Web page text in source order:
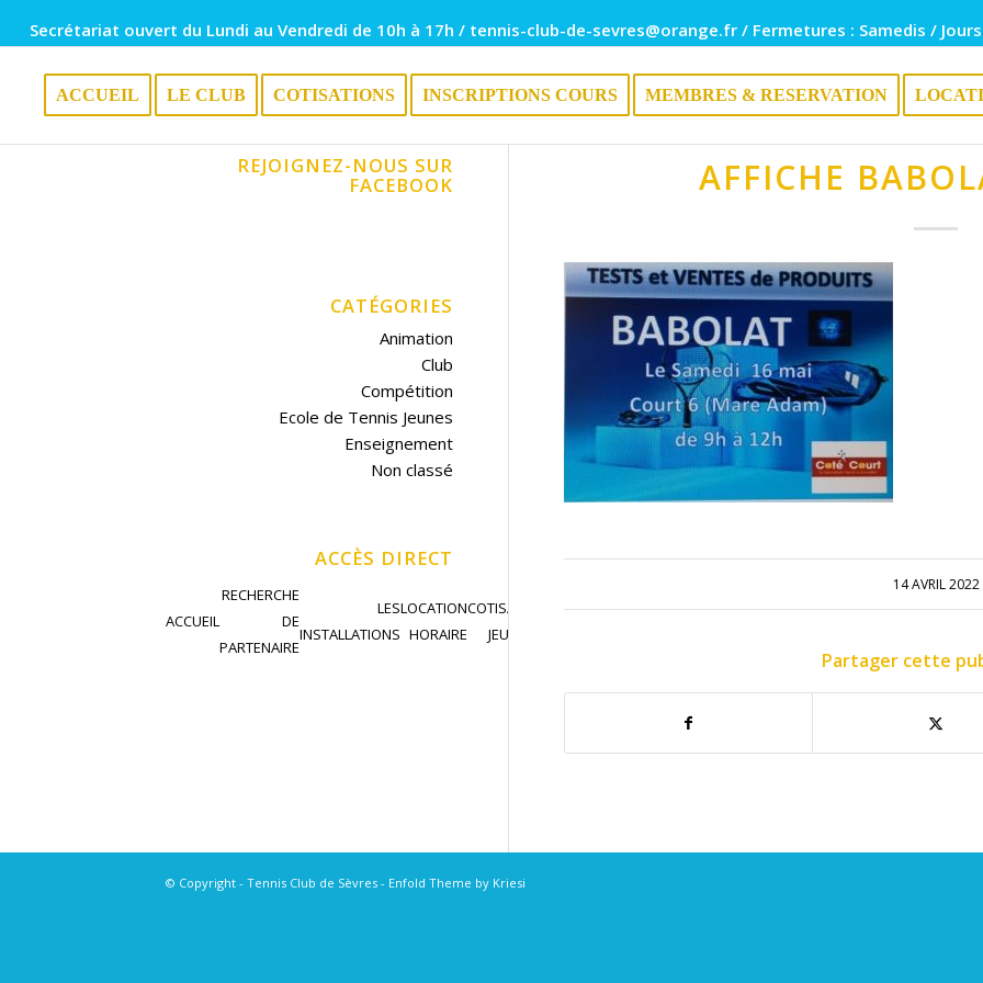
Secrétariat ouvert du Lundi au Vendredi de 10h à 17h / tennis-club-de-sevres@orange.fr / Fermetures : Samedis /
ACCUEIL LE CLUB COTISATIONS INSCRIPTIONS COURS MEMBRES & RESERVATION
AFFICHE
14 AVRIL 2022
Partager cette
REJOIGNEZ-NOUS SUR
FACEBOOK
CATÉGORIES
Animation
Club
Compétition
Ecole de Tennis Jeunes
Enseignement
Non classé
ACCÈS DIRECT
ACCUEIL
RECHERCHE
DE
PARTENAIRE
LES
INSTALLATIONS
LOCATION
HORAIRE
COTISATION
JEU LIBRE
JOUER EN
© Copyright - Tennis Club de Sèvres - Enfold Theme by Kriesi